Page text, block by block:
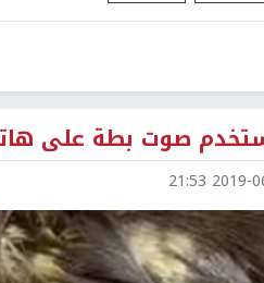
صوت بطة على
2019-06-